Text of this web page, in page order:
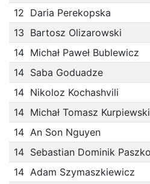
12 Daria Perekopska
13 Bartosz Olizarowski
14 Michał Paweł Bublewicz
14 Saba Goduadze
14 Nikoloz Kochashvili
14 Michał Tomasz Kurpiewski
14 An Son Nguyen
14
14 Adam Szymaszkiewicz